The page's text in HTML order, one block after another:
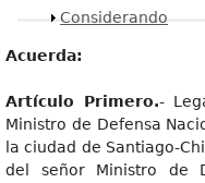
Mostrar
Considerando
Acuerda:
Artículo Primero.-
Ministro de Defensa
la ciudad de Santiago-
del señor Ministro de